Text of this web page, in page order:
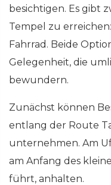
besichtigen. Es gibt
Tempel zu
Fahrrad. Beide
Gelegenheit, die
bewundern.
Zunächst können
entlang der Route
unternehmen. Am
am Anfang des
führt, anhalten.